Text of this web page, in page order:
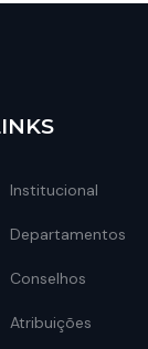
Institucional
Departamentos
Conselhos
Atribuições